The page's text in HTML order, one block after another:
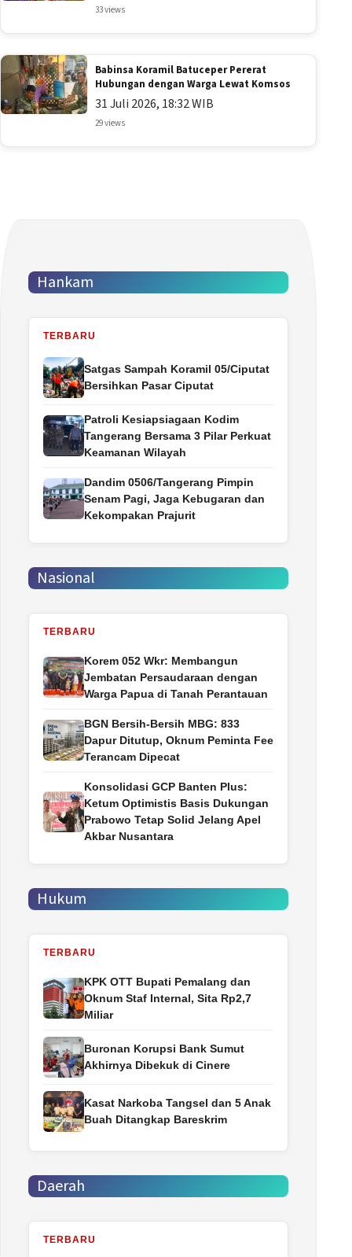
33 views
Babinsa Koramil Batuceper Pererat
Hubungan dengan Warga Lewat Komsos
31 Juli 2026, 18:32 WIB
29 views
Hankam
TERBARU
Satgas Sampah Koramil 05/Ciputat
Bersihkan Pasar Ciputat
Patroli Kesiapsiagaan Kodim
Tangerang Bersama 3 Pilar Perkuat
Keamanan Wilayah
Dandim 0506/Tangerang Pimpin
Senam Pagi, Jaga Kebugaran dan
Kekompakan Prajurit
Nasional
TERBARU
Korem 052 Wkr: Membangun
Jembatan Persaudaraan dengan
Warga Papua di Tanah Perantauan
BGN Bersih-Bersih MBG: 833
Dapur Ditutup, Oknum Peminta Fee
Terancam Dipecat
Konsolidasi GCP Banten Plus:
Ketum Optimistis Basis Dukungan
Prabowo Tetap Solid Jelang Apel
Akbar Nusantara
Hukum
TERBARU
‎KPK OTT Bupati Pemalang dan
Oknum Staf Internal, Sita Rp2,7
Miliar
Buronan Korupsi Bank Sumut
Akhirnya Dibekuk di Cinere
Kasat Narkoba Tangsel dan 5 Anak
Buah Ditangkap Bareskrim
Daerah
TERBARU